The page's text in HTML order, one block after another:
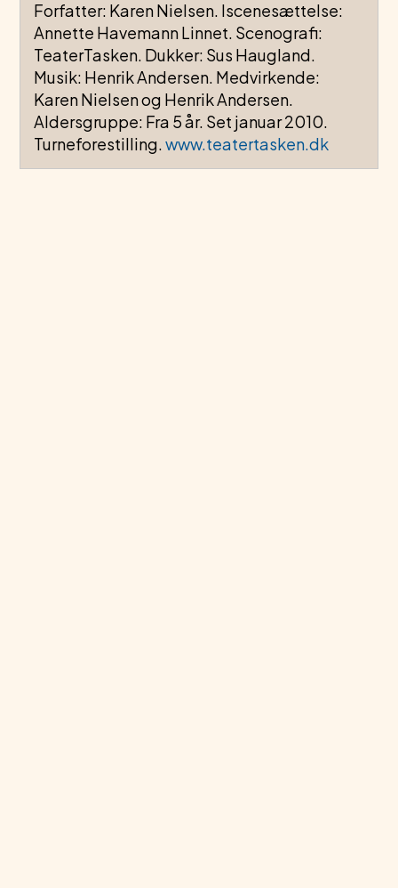
Forfatter: Karen Nielsen. Iscenesættelse:
Annette Havemann Linnet. Scenografi:
TeaterTasken. Dukker: Sus Haugland.
Musik: Henrik Andersen. Medvirkende:
Karen Nielsen og Henrik Andersen.
Aldersgruppe: Fra 5 år. Set januar 2010.
Turneforestilling.www.teatertasken.dk